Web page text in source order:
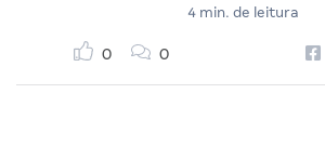
4 min. de leitura
0 0